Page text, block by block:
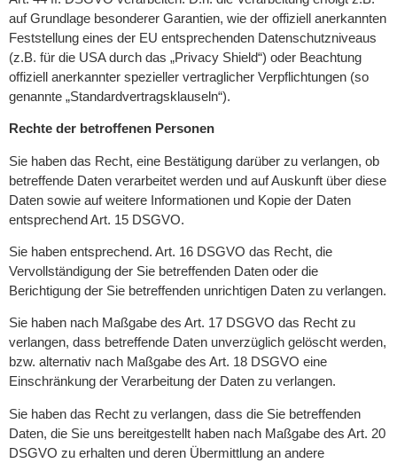
auf Grundlage besonderer Garantien, wie der offiziell anerkannten
Feststellung eines der EU entsprechenden Datenschutzniveaus
(z.B. für die USA durch das „Privacy Shield“) oder Beachtung
offiziell anerkannter spezieller vertraglicher Verpflichtungen (so
genannte „Standardvertragsklauseln“).
Rechte der betroffenen Personen
Sie haben das Recht, eine Bestätigung darüber zu verlangen, ob
betreffende Daten verarbeitet werden und auf Auskunft über diese
Daten sowie auf weitere Informationen und Kopie der Daten
entsprechend Art. 15 DSGVO.
Sie haben entsprechend. Art. 16 DSGVO das Recht, die
Vervollständigung der Sie betreffenden Daten oder die
Berichtigung der Sie betreffenden unrichtigen Daten zu verlangen.
Sie haben nach Maßgabe des Art. 17 DSGVO das Recht zu
verlangen, dass betreffende Daten unverzüglich gelöscht werden,
bzw. alternativ nach Maßgabe des Art. 18 DSGVO eine
Einschränkung der Verarbeitung der Daten zu verlangen.
Sie haben das Recht zu verlangen, dass die Sie betreffenden
Daten, die Sie uns bereitgestellt haben nach Maßgabe des Art. 20
DSGVO zu erhalten und deren Übermittlung an andere